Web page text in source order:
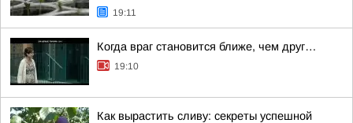
19:11
Когда враг становится ближе, чем друг…
19:10
Как вырастить сливу: секреты успешной